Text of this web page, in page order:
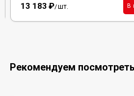
13 183 ₽/шт. В
Рекомендуем посмотреть